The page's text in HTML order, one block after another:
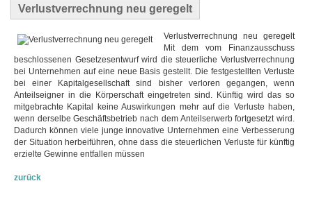
Verlustverrechnung neu geregelt
Verlustverrechnung neu geregelt
Mit dem vom Finanzausschuss
beschlossenen Gesetzesentwurf wird die steuerliche Verlustverrechnung
bei Unternehmen auf eine neue Basis gestellt. Die festgestellten Verluste
bei einer Kapitalgesellschaft sind bisher verloren gegangen, wenn
Anteilseigner in die Körperschaft eingetreten sind. Künftig wird das so
mitgebrachte Kapital keine Auswirkungen mehr auf die Verluste haben,
wenn derselbe Geschäftsbetrieb nach dem Anteilserwerb fortgesetzt wird.
Dadurch können viele junge innovative Unternehmen eine Verbesserung
der Situation herbeiführen, ohne dass die steuerlichen Verluste für künftig
erzielte Gewinne entfallen müssen
zurück